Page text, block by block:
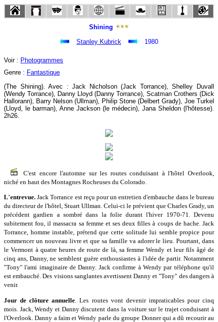
Shining
Stanley Kubrick
1980
Voir : Photogrammes
Genre : Fantastique
(The Shining). Avec : Jack Nicholson (Jack Torrance), Shelley Duvall
(Wendy Torrance), Danny Lloyd (Danny Torrance), Scatman Crothers (Dick
Hallorann), Barry Nelson (Ullman), Philip Stone (Delbert Grady), Joe Turkel
(Lloyd, le barman), Anne Jackson (le médecin), Jana Sheldon (l'hôtesse).
2h26.
C'est encore l'automne sur les routes conduisant à l'hôtel Overlook,
niché en haut des Montagnes Rocheuses du Colorado.
L'entrevue. Jack Torrance est reçu pour un entretien d'embauche dans le bureau
du directeur de l'hôtel, Stuart Ullman. Celui-ci le prévient que Charles Grady, un
précédent gardien a sombré dans la folie durant l'hiver 1970-71. Devenu
subitement fou, il massacra sa femme et ses deux filles à coups de hache. Jack
Torrance, homme instable, prétend que cette solitude lui semble propice pour
commencer un nouveau livre et que sa famille va adorer le lieu. Pourtant, dans
le Vermont à quatre heures de route de là, sa femme Wendy et leur fils âgé de
cinq ans, Danny, ne semblent guère enthousiastes à l'idée de partir. Notamment
"Tony" l'ami imaginaire de Danny. Jack confirme à Wendy par téléphone qu'il
est embauché. Des visions sanglantes avertissent Danny et "Tony" des dangers à
venir.
Jour de clôture annuelle . Les routes vont devenir impraticables pour cinq
mois. Jack, Wendy et Danny discutent dans la voiture sur le trajet conduisant à
l'Overlook. Danny a faim et Wendy parle du groupe Donner qui a dû recourir au